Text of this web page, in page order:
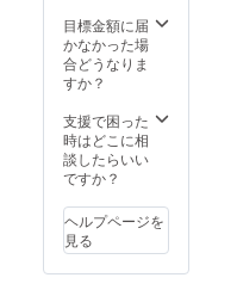
ジュ
目標金額に届
かなかった場
合どうなりま
すか？
支援で困った
時はどこに相
談したらいい
ですか？
ヘルプページを
見る